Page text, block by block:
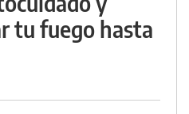
tu fuego hasta